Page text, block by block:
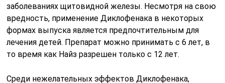
заболеваниях щитовидной железы. Несмотря на свою
вредность, применение Диклофенака в некоторых
формах выпуска является предпочтительным для
лечения детей. Препарат можно принимать с 6 лет, в
то время как Найз разрешен только с 12 лет.
Среди нежелательных эффектов Диклофенака,